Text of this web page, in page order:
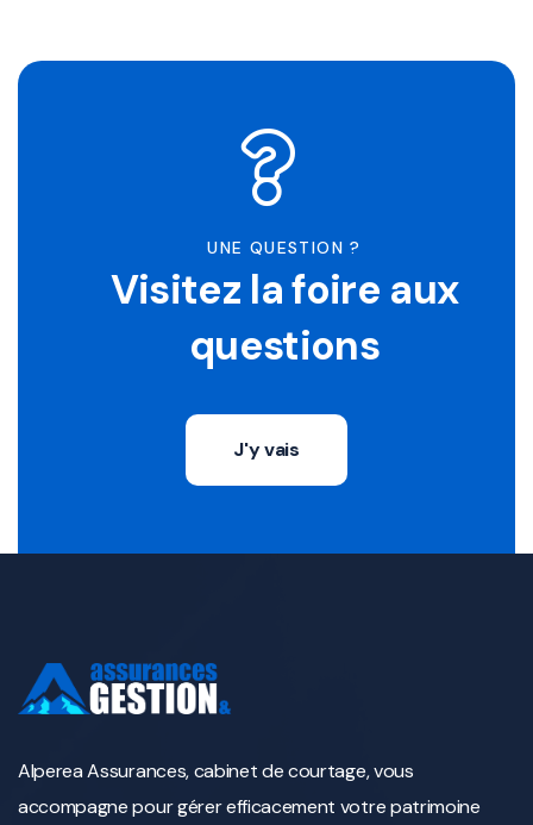
UNE QUESTION ?
Visitez la foire aux
questions
J'y vais
Alperea Assurances, cabinet de courtage, vous
accompagne pour gérer efficacement votre patrimoine